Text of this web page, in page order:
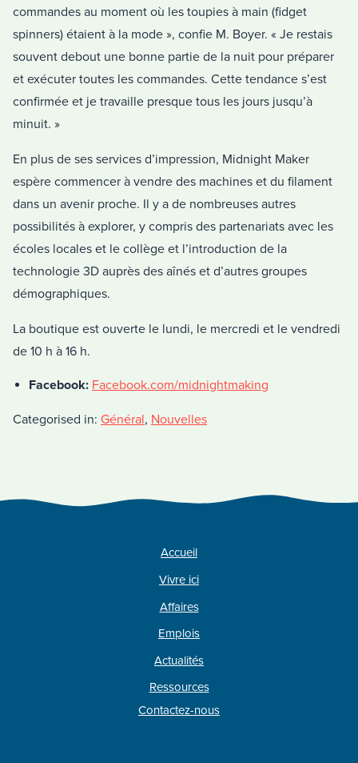
commandes au moment où les toupies à main (fidget
spinners) étaient à la mode », confie M. Boyer. « Je restais
souvent debout une bonne partie de la nuit pour préparer
et exécuter toutes les commandes. Cette tendance s’est
confirmée et je travaille presque tous les jours jusqu’à
minuit. »
En plus de ses services d’impression, Midnight Maker
espère commencer à vendre des machines et du filament
dans un avenir proche. Il y a de nombreuses autres
possibilités à explorer, y compris des partenariats avec les
écoles locales et le collège et l’introduction de la
technologie 3D auprès des aînés et d’autres groupes
démographiques.
La boutique est ouverte le lundi, le mercredi et le vendredi
de 10 h à 16 h.
Facebook: Facebook.com/midnightmaking
Categorised in: Général, Nouvelles
Accueil
Vivre ici
Affaires
Emplois
Actualités
Ressources
Contactez-nous